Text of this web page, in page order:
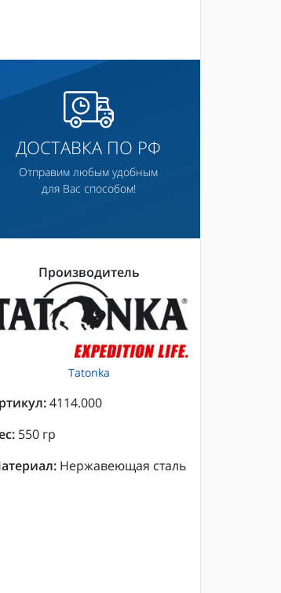
ДОСТАВКА ПО РФ
Отправим любым удобным
для Вас способом!
Производитель
Tatonka
4114.000
550 гр
Нержавеющая сталь